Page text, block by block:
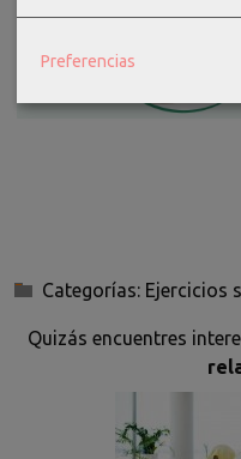
Categorías: Ejercicios
Quizás encuentres
Preferencias